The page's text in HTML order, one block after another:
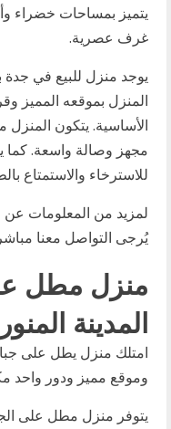
يتميز بمساحات خضراء
غرف عصرية.
يوجد منزل للبيع في جدة
المنزل بموقعه المميز
الأساسية. يتكون
مجهز وصالة واسعة. كما
للاسترخاء والاستمتاع
لمزيد من المعلومات عن
يُرجى التواصل معنا
منزل مطل
المدينة
امتلك منزل يطل على
وموقع مميز ودور
يتوفر منزل مطل على